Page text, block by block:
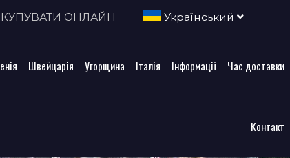
КУПУВАТИ ОНЛАЙН Український
Швейцарія Угорщина Італія Інформації Час доставки
Контакт